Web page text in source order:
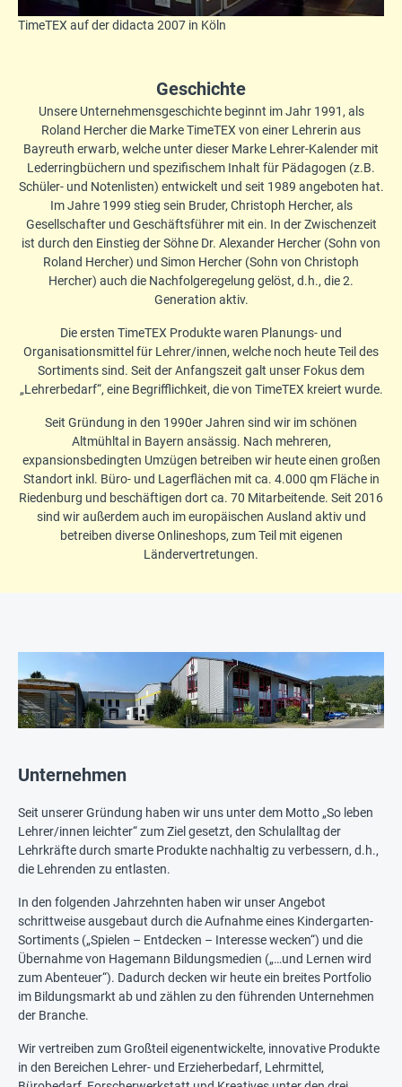
TimeTEX auf der didacta 2007 in Köln
Geschichte
Unsere Unternehmensgeschichte beginnt im Jahr 1991, als
Roland Hercher die Marke TimeTEX von einer Lehrerin aus
Bayreuth erwarb, welche unter dieser Marke Lehrer-Kalender mit
Lederringbüchern und spezifischem Inhalt für Pädagogen (z.B.
Schüler- und Notenlisten) entwickelt und seit 1989 angeboten hat.
Im Jahre 1999 stieg sein Bruder, Christoph Hercher, als
Gesellschafter und Geschäftsführer mit ein. In der Zwischenzeit
ist durch den Einstieg der Söhne Dr. Alexander Hercher (Sohn von
Roland Hercher) und Simon Hercher (Sohn von Christoph
Hercher) auch die Nachfolgeregelung gelöst, d.h., die 2.
Generation aktiv.
Die ersten TimeTEX Produkte waren Planungs- und
Organisationsmittel für Lehrer/innen, welche noch heute Teil des
Sortiments sind. Seit der Anfangszeit galt unser Fokus dem
„Lehrerbedarf“, eine Begrifflichkeit, die von TimeTEX kreiert wurde.
Seit Gründung in den 1990er Jahren sind wir im schönen
Altmühltal in Bayern ansässig. Nach mehreren,
expansionsbedingten Umzügen betreiben wir heute einen großen
Standort inkl. Büro- und Lagerflächen mit ca. 4.000 qm Fläche in
Riedenburg und beschäftigen dort ca. 70 Mitarbeitende. Seit 2016
sind wir außerdem auch im europäischen Ausland aktiv und
betreiben diverse Onlineshops, zum Teil mit eigenen
Ländervertretungen.
Unternehmen
Seit unserer Gründung haben wir uns unter dem Motto „So leben
Lehrer/innen leichter“ zum Ziel gesetzt, den Schulalltag der
Lehrkräfte durch smarte Produkte nachhaltig zu verbessern, d.h.,
die Lehrenden zu entlasten.
In den folgenden Jahrzehnten haben wir unser Angebot
schrittweise ausgebaut durch die Aufnahme eines Kindergarten-
Sortiments („Spielen – Entdecken – Interesse wecken“) und die
Übernahme von Hagemann Bildungsmedien („…und Lernen wird
zum Abenteuer“). Dadurch decken wir heute ein breites Portfolio
im Bildungsmarkt ab und zählen zu den führenden Unternehmen
der Branche.
Wir vertreiben zum Großteil eigenentwickelte, innovative Produkte
in den Bereichen Lehrer- und Erzieherbedarf, Lehrmittel,